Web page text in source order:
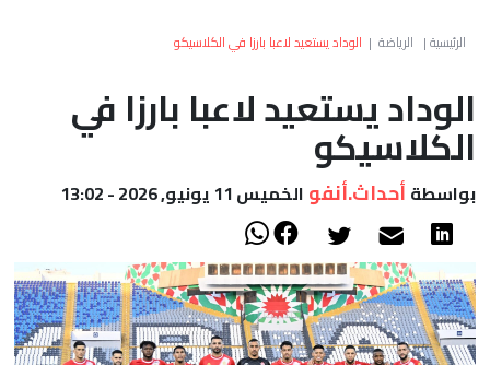
العالم
أعمدة
الرئيسية| الرياضة | الوداد يستعيد لاعبا بارزا في الكلاسيكو
الوداد يستعيد لاعبا بارزا في
الكلاسيكو
بواسطة أحداث.أنفو الخميس 11 يونيو, 2026 - 13:02